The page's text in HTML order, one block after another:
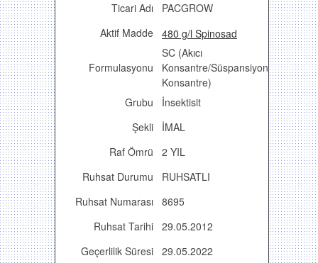
Ticari Adı
PACGROW
Aktif Madde 480 g/l Spinosad
Formulasyonu
SC (Akıcı
Konsantre/Süspansiyon
Konsantre)
Grubu
İnsektisit
Şekli
İMAL
Raf Ömrü
2 YIL
Ruhsat Durumu
RUHSATLI
Ruhsat Numarası 8695
Ruhsat Tarihi 29.05.2012
Geçerlilik Süresi 29.05.2022